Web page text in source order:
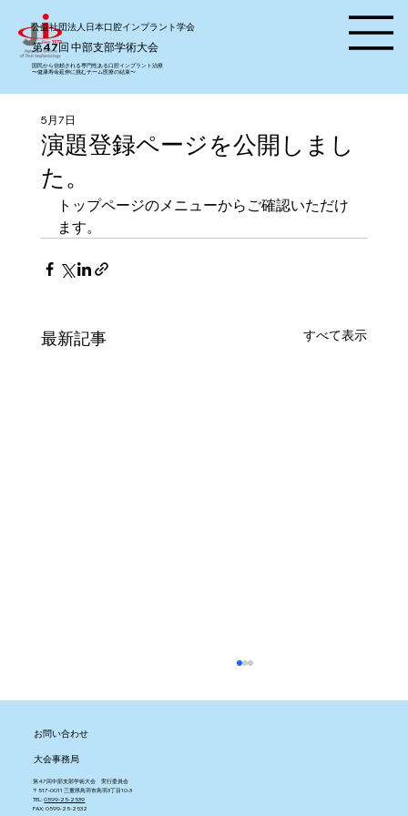
公益社団法人日本口腔インプラント学会
​第47回 中部支部学術大会
国民から信頼される専門性ある口腔インプラント治療
〜健康寿命延伸に挑むチーム医療の結束〜
演題登録ページを公開しまし
た。
5月7日
トップページのメニューからご確認いただけ
ます。
最新記事 すべて表示
​お問い合わせ
大会事務局
第47回中部支部学術大会 実行委員会
〒517-0011 三重県鳥羽市鳥羽3丁目10-3
TEL:0599-25-2539
FAX: 0599-25-2532